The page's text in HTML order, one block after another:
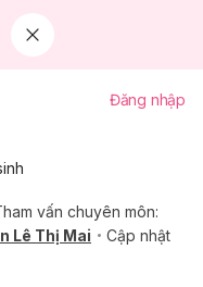
Đăng nhập
vấn chuyên môn:
Lê Thị Mai
Cập nhật